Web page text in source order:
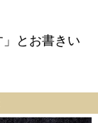
」とお書きい